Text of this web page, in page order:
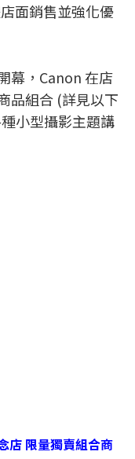
面銷售並強化優
幕，Canon 在店
品組合 (詳見以下
小型攝影主題講
店 限量獨賣組合商